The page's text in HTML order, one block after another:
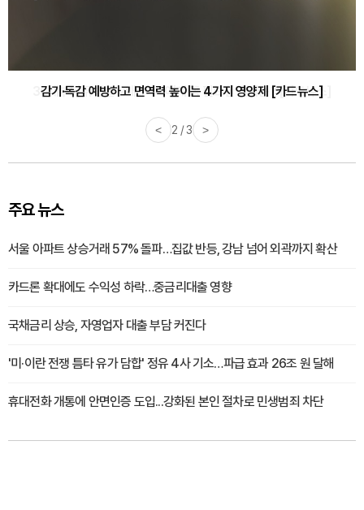
감기·독감 예방하고 면역력 높이는 4가지 영양제 [카드뉴스]
< 3 / 3 >
주요 뉴스
서울 아파트 상승거래 57% 돌파…집값 반등, 강남 넘어 외곽까지 확산
카드론 확대에도 수익성 하락…중금리대출 영향
국채금리 상승, 자영업자 대출 부담 커진다
'미·이란 전쟁 틈타 유가 담합' 정유 4사 기소…파급 효과 26조 원 달해
휴대전화 개통에 안면인증 도입...강화된 본인 절차로 민생범죄 차단